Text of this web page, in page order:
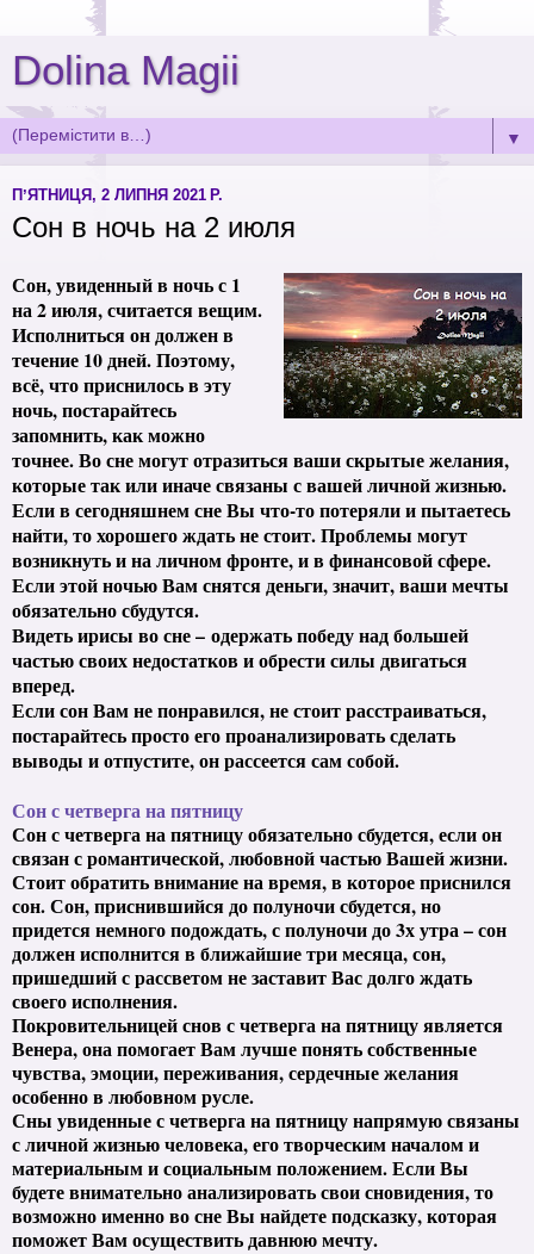
Dolina Magii
▼
ПʼЯТНИЦЯ, 2 ЛИПНЯ 2021 Р.
Сон в ночь на 2 июля
Сон, увиденный в ночь с 1
на 2 июля, считается вещим.
Исполниться он должен в
течение 10 дней. Поэтому,
всё, что приснилось в эту
ночь, постарайтесь
запомнить, как можно
точнее. Во сне могут отразиться ваши скрытые желания,
которые так или иначе связаны с вашей личной жизнью.
Если в сегодняшнем сне Вы что-то потеряли и пытаетесь
найти, то хорошего ждать не стоит. Проблемы могут
возникнуть и на личном фронте, и в финансовой сфере.
Если этой ночью Вам снятся деньги, значит, ваши мечты
обязательно сбудутся.
Видеть ирисы во сне – одержать победу над большей
частью своих недостатков и обрести силы двигаться
вперед.
Если сон Вам не понравился, не стоит расстраиваться,
постарайтесь просто его проанализировать сделать
выводы и отпустите, он рассеется сам собой.
Сон с четверга на пятницу
Сон с четверга на пятницу обязательно сбудется, если он
связан с романтической, любовной частью Вашей жизни.
Стоит обратить внимание на время, в которое приснился
сон. Сон, приснившийся до полуночи сбудется, но
придется немного подождать, с полуночи до 3х утра – сон
должен исполнится в ближайшие три месяца, сон,
пришедший с рассветом не заставит Вас долго ждать
своего исполнения.
Покровительницей снов с четверга на пятницу является
Венера, она помогает Вам лучше понять собственные
чувства, эмоции, переживания, сердечные желания
особенно в любовном русле.
Сны увиденные с четверга на пятницу напрямую связаны
с личной жизнью человека, его творческим началом и
материальным и социальным положением. Если Вы
будете внимательно анализировать свои сновидения, то
возможно именно во сне Вы найдете подсказку, которая
поможет Вам осуществить давнюю мечту.